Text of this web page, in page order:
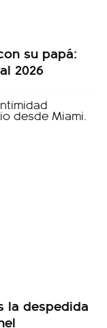
su papá:
2026
la despedida